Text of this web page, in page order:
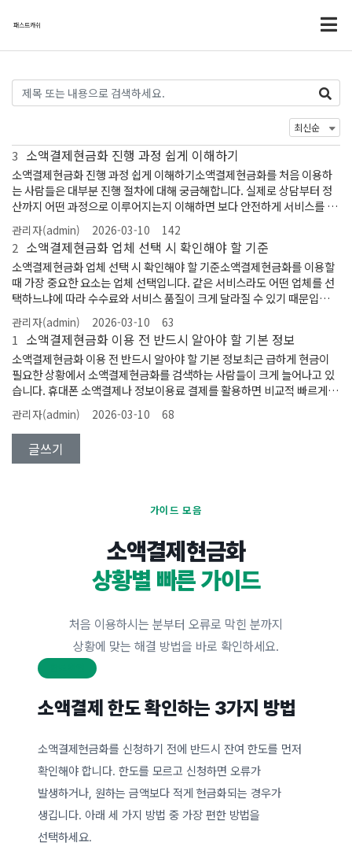
패스트캐쉬
3 소액결제현금화 진행 과정 쉽게 이해하기
소액결제현금화 진행 과정 쉽게 이해하기소액결제현금화를 처음 이용하
는 사람들은 대부분 진행 절차에 대해 궁금해합니다. 실제로 상담부터 정
산까지 어떤 과정으로 이루어지는지 이해하면 보다 안전하게 서비스를 이
용할 수 있습니다.일반적인 소액결제현금화 진행 과정은 상담, 결제 진행,
정산 단계로 이루어집니다. 먼저 상담을 통해 결제 가능한 금액과 진행 방
식에 대해 안내를 받습니다. 이후 결제 방식이 결정되면 상품 결제나 정보
이용료 결제를 진행하게 됩니다.결제가 완료되면 업체에서 결제 확인 절차
를 진행한 뒤 정산이 이루어집니다. 이 과정은 보통 몇 분에서 수십 분 정도
소요됩니다. 다만 업체마다 진행 방식이나 소요 시간이 조금씩 다를 수 있
습니다.진행 방식이 궁금하다면 다양한 업체 정보를 비교해 보는 것이 좋
습니다. 예를 들어 소액결제 진행 방식 정보를 확인할 수 있는 시카고페이
에서 관련 정보를 확인할 수 있습니다.또한 처음 이용하는 경우라면 소액
으로 테스트를 진행하는 것이 좋습니다. 큰 금액
관리자(admin) 2026-03-10 142
2 소액결제현금화 업체 선택 시 확인해야 할 기준
소액결제현금화 업체 선택 시 확인해야 할 기준소액결제현금화를 이용할
때 가장 중요한 요소는 업체 선택입니다. 같은 서비스라도 어떤 업체를 선
택하느냐에 따라 수수료와 서비스 품질이 크게 달라질 수 있기 때문입니
다. 따라서 업체를 선택할 때는 몇 가지 기본적인 기준을 확인하는 것이 좋
습니다.첫 번째로 확인해야 할 것은 업체의 운영 기간입니다. 오래 운영된
업체일수록 비교적 안정적인 서비스를 제공하는 경우가 많습니다. 물론 신
규 업체라고 해서 모두 문제가 있는 것은 아니지만 최소한 기본적인 운영
이력이 있는 업체를 선택하는 것이 좋습니다.두 번째는 상담 과정입니다.
상담 과정에서 수수료와 진행 방식에 대해 명확하게 설명하는 업체일수록
신뢰도가 높은 경우가 많습니다. 반대로 설명이 모호하거나 빠른 결제를
유도하는 업체는 주의할 필요가 있습니다.업체 선택이 어렵다면 여러 업체
정보를 비교해 보는 것도 좋은 방법입니다. 예를 들어 소액결제 업체 비교
정보를 제공하는 시카고페이에서는 다양한 업체
관리자(admin) 2026-03-10 63
1 소액결제현금화 이용 전 반드시 알아야 할 기본 정보
소액결제현금화 이용 전 반드시 알아야 할 기본 정보최근 급하게 현금이
필요한 상황에서 소액결제현금화를 검색하는 사람들이 크게 늘어나고 있
습니다. 휴대폰 소액결제나 정보이용료 결제를 활용하면 비교적 빠르게 현
금을 마련할 수 있기 때문에 많은 사람들이 관심을 가지고 있는 방식입니
다. 특히 은행 대출이나 카드론을 이용하기 어려운 상황에서 단기간 자금
을 확보할 수 있는 방법으로 자주 언급되고 있습니다.하지만 소액결제현금
화는 업체 선택에 따라 이용 경험이 크게 달라질 수 있습니다. 일부 업체는
지나치게 높은 수수료를 요구하거나 결제 절차를 명확하게 설명하지 않는
많습니다.이러한 이유 때문에 여러 업체의 정보를 비교해 보는 것이 좋습
이트들도 있습니다. 예를 들어 소액결제 업체 정보를 정리
관리자(admin) 2026-03-10 68
글쓰기
가이드 모음
소액결제현금화
상황별 빠른 가이드
처음 이용하시는 분부터 오류로 막힌 분까지
상황에 맞는 해결 방법을 바로 확인하세요.
소액결제 한도 확인하는 3가지 방법
소액결제현금화를 신청하기 전에 반드시 잔여 한도를 먼저
확인해야 합니다. 한도를 모르고 신청하면 오류가
발생하거나, 원하는 금액보다 적게 현금화되는 경우가
생깁니다. 아래 세 가지 방법 중 가장 편한 방법을
선택하세요.